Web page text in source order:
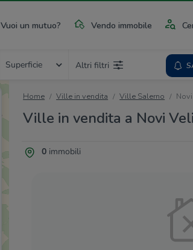
Vuoi un mutuo? Vendo immobile
Superficie Altri filtri
Home Ville in vendita Ville Salerno
Ville in vendita a Novi
0immobili